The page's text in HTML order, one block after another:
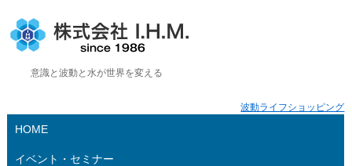
株式会社 I.H.M.
意識と波動と水が世界を変える
波動ライフショッピング
HOME
イベント・セミナー